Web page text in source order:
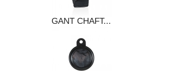
GANT CHAFT...